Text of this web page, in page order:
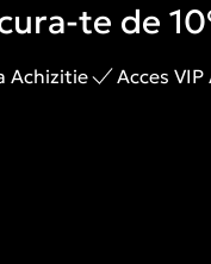
te de
Achizitie Acces